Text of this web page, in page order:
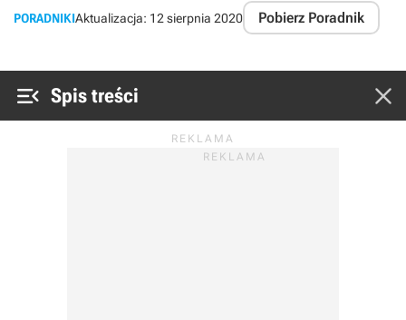
PORADNIKIAktualizacja: 12 sierpnia 2020 Pobierz Poradnik
 Spis treści 